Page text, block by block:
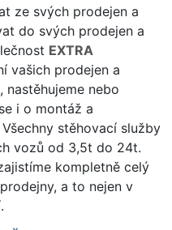
ze svých prodejen a
do svých prodejen a
EXTRA
vašich prodejen a
nastěhujeme nebo
i o montáž a
stěhovací služby
vozů od 3,5t do 24t.
kompletně celý
a to nejen v